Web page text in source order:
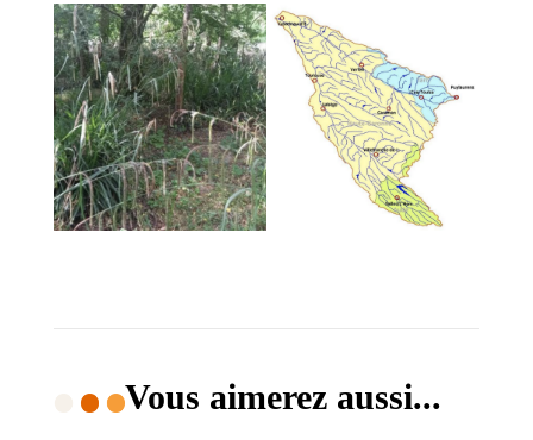
Vous aimerez aussi...